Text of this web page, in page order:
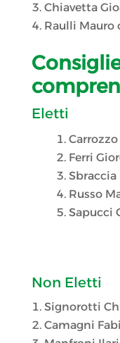
Chiavetta
Raulli Mauro
Eletti
Ferri
Sbraccia
Russo
Sapucci
Non Eletti
Signorotti
Camagni